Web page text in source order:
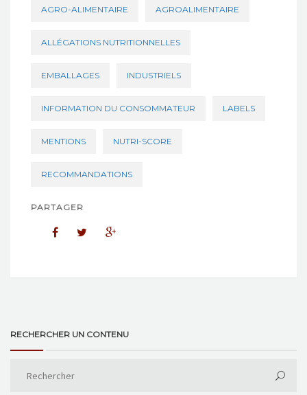
AGRO-ALIMENTAIRE AGROALIMENTAIRE
ALLÉGATIONS NUTRITIONNELLES
EMBALLAGES INDUSTRIELS
INFORMATION DU CONSOMMATEUR LABELS
MENTIONS NUTRI-SCORE
RECOMMANDATIONS
PARTAGER
RECHERCHER UN CONTENU